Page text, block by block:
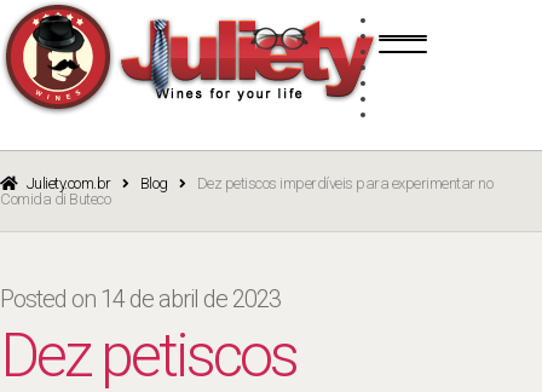
navigation
content
BRANCO
ROSÉ
Juliety.com.br Blog
Dez petiscos imperdíveis para experimentar no
Comida di Buteco
Posted on 14 de abril de 2023
Dez petiscos